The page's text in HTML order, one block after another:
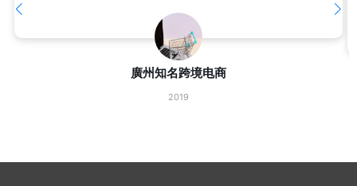
廣州知名跨境电商
2019